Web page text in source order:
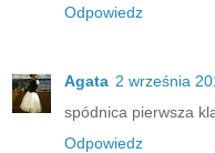
Odpowiedz
Agata 2 września
spódnica pierwsza
Odpowiedz